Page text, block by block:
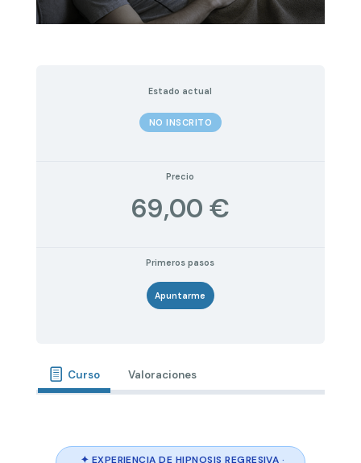
Estado actual
NO INSCRITO
Precio
69,00 €
Primeros pasos
Apuntarme
Curso Valoraciones
✦ EXPERIENCIA DE HIPNOSIS REGRESIVA ·